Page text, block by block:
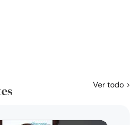
Ver todo